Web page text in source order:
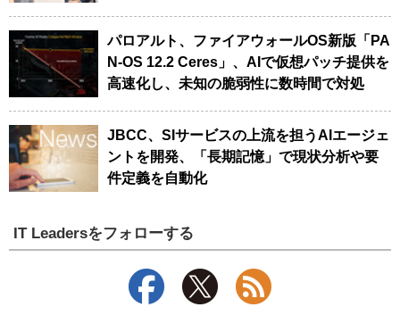
パロアルト、ファイアウォールOS新版「PA
N-OS 12.2 Ceres」、AIで仮想パッチ提供を
高速化し、未知の脆弱性に数時間で対処
JBCC、SIサービスの上流を担うAIエージェ
ントを開発、「長期記憶」で現状分析や要
件定義を自動化
IT Leadersをフォローする